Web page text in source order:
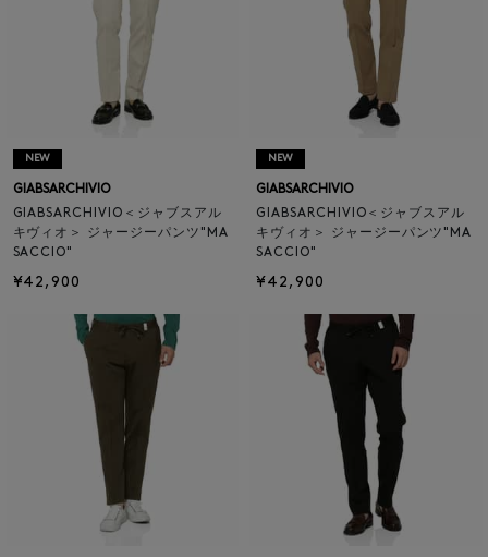
NEW
GIABSARCHIVIO
GIABSARCHIVIO＜ジャブスアル
キヴィオ＞ ジャージーパンツ"MA
SACCIO"
¥42,900
NEW
GIABSARCHIVIO
GIABSARCHIVIO＜ジャブスアル
キヴィオ＞ ジャージーパンツ"MA
SACCIO"
¥42,900